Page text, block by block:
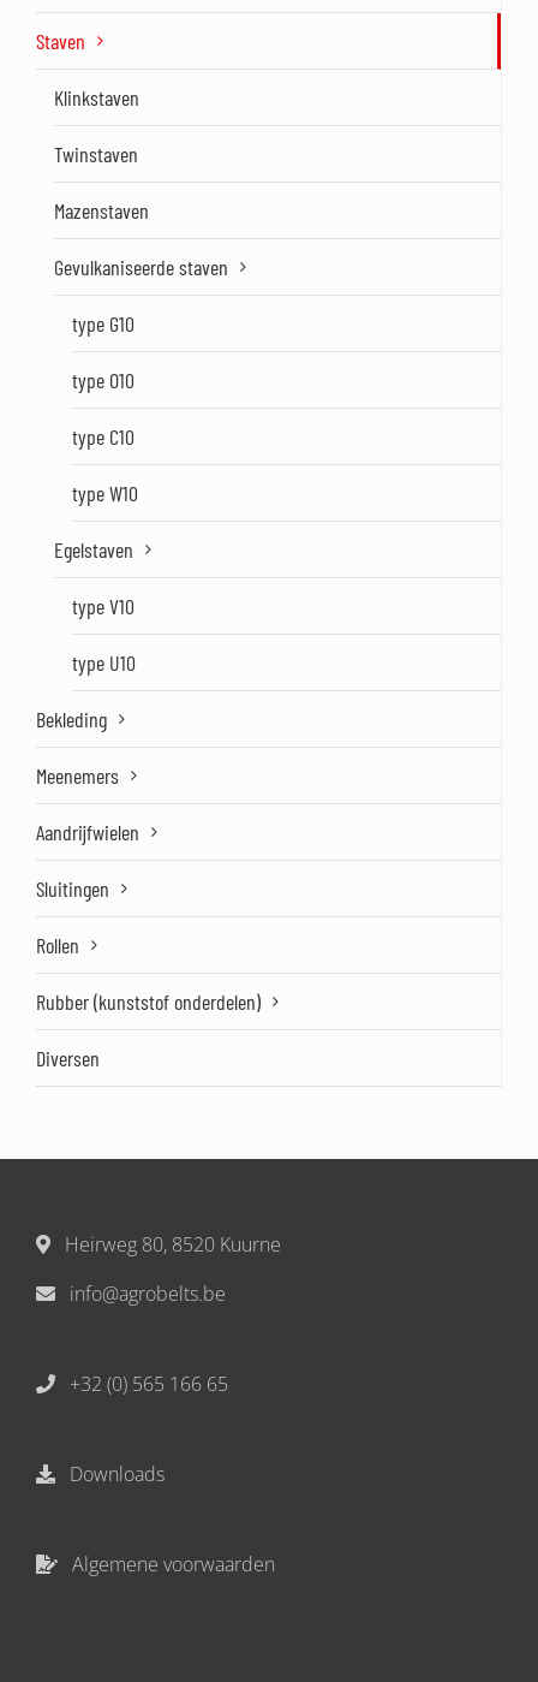
Staven
Klinkstaven
Twinstaven
Mazenstaven
Gevulkaniseerde staven
type G10
type O10
type C10
type W10
Egelstaven
type V10
type U10
Bekleding
Meenemers
Aandrijfwielen
Sluitingen
Rollen
Rubber (kunststof onderdelen)
Diversen
Heirweg 80, 8520 Kuurne
info@agrobelts.be
+32 (0) 565 166 65
Downloads
Algemene voorwaarden